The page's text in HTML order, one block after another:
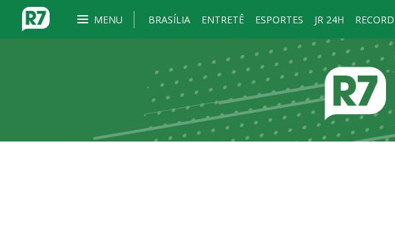
MENU BRASÍLIA ENTRETÊ ESPORTES JR 24H RECORD